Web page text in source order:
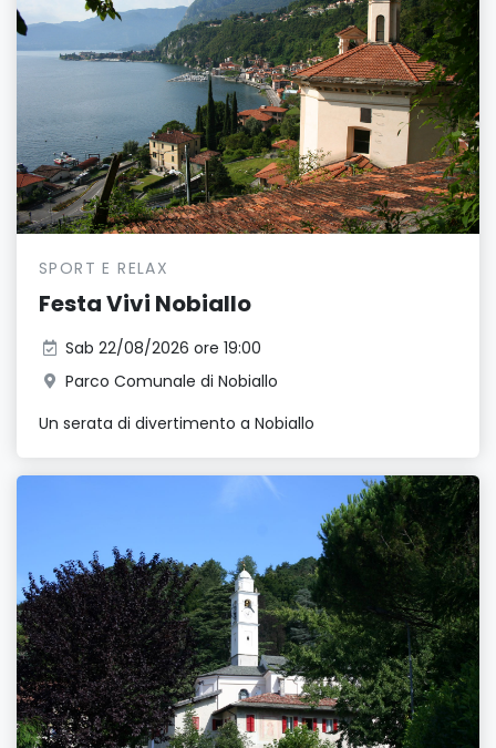
SPORT E RELAX
Festa Vivi Nobiallo
Sab 22/08/2026 ore 19:00
Parco Comunale di Nobiallo
Un serata di divertimento a Nobiallo